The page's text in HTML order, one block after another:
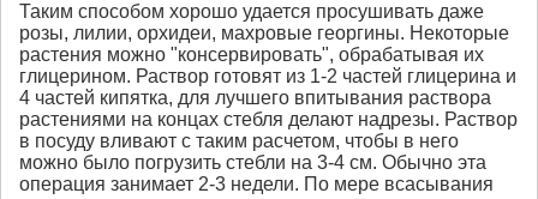
Таким способом хорошо удается просушивать даже
розы, лилии, орхидеи, махровые георгины. Некоторые
растения можно "консервировать", обрабатывая их
глицерином. Раствор готовят из 1-2 частей глицерина и
4 частей кипятка, для лучшего впитывания раствора
растениями на концах стебля делают надрезы. Раствор
в посуду вливают с таким расчетом, чтобы в него
можно было погрузить стебли на 3-4 см. Обычно эта
операция занимает 2-3 недели. По мере всасывания